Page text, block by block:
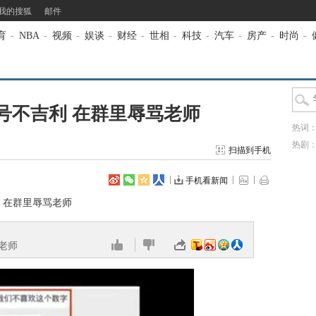
的搜狐 邮件
- NBA - 视频 - 娱谈 - 财经 - 世相 - 科技 - 汽车 - 房产 - 时尚 -
不吉利 在群里辱骂老师
扫描到手机
手机看新闻
群里辱骂老师
师
热词
热剧